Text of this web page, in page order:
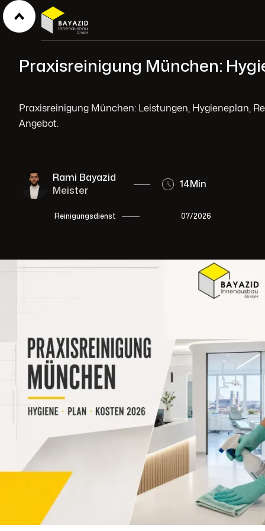
Praxisreinigung München:
Praxisreinigung München: Leistungen, Hygieneplan,
Angebot.
Rami Bayazid
Meister
14Min
Reinigungsdienst 07/2026